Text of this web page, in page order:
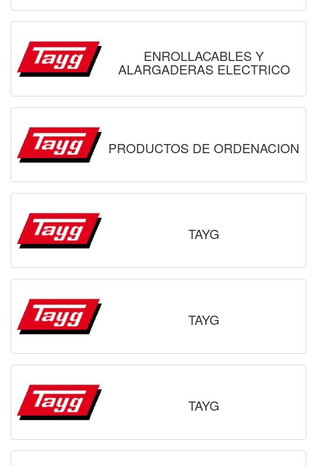
ENROLLACABLES Y
ALARGADERAS ELECTRICO
PRODUCTOS DE ORDENACION
TAYG
TAYG
TAYG